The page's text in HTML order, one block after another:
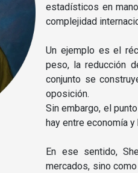
estadísticos en
complejidad
Un ejemplo es el
peso, la reducción
conjunto se
oposición.
Sin embargo, el
hay entre economía y
En ese sentido,
mercados, sino